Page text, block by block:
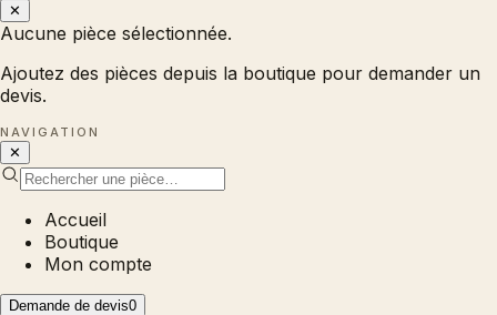
✕
Aucune pièce sélectionnée.
Ajoutez des pièces depuis la boutique pour demander un
devis.
NAVIGATION
✕
Accueil
Boutique
Mon compte
Demande de devis0